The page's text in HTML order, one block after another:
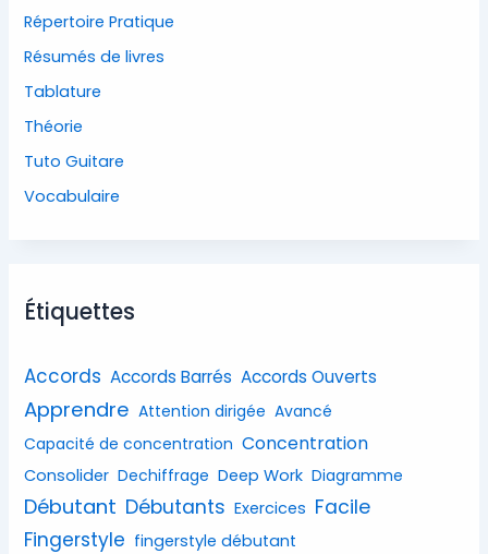
Répertoire Pratique
Résumés de livres
Tablature
Théorie
Tuto Guitare
Vocabulaire
Étiquettes
Accords Accords Barrés Accords Ouverts
Apprendre Attention dirigée Avancé
Capacité de concentration Concentration
Consolider Dechiffrage Deep Work Diagramme
Débutant Débutants Exercices Facile
Fingerstyle fingerstyle débutant